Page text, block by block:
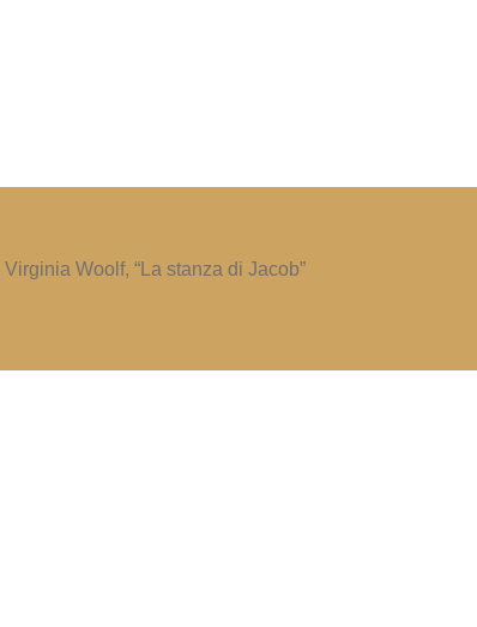
Virginia Woolf, “La stanza di Jacob”